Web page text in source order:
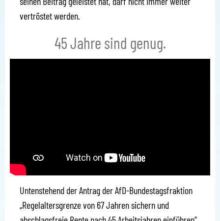
vertröstet werden.
45 Jahre sind genug.
Untenstehend der Antrag der AfD-Bundestagsfraktion
„Regelaltersgrenze von 67 Jahren sichern und